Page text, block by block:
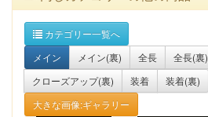
カテゴリー一覧へ
メイン
メイン(裏) 全長 全長(裏)
クローズアップ(裏)
装着
装着(裏)
大きな画像:ギャラリー